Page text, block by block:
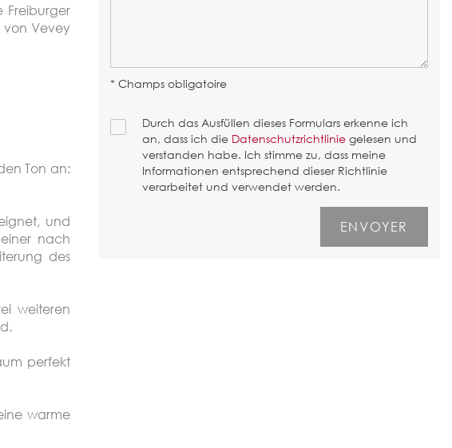
Freiburger
von Vevey
Ton an:
und
nach
des
weiteren
perfekt
warme
* Champs obligatoire
Durch das Ausfüllen dieses Formulars erkenne ich
an, dass ich die Datenschutzrichtliniegelesen und
verstanden habe. Ich stimme zu, dass meine
Informationen entsprechend dieser Richtlinie
verarbeitet und verwendet werden.